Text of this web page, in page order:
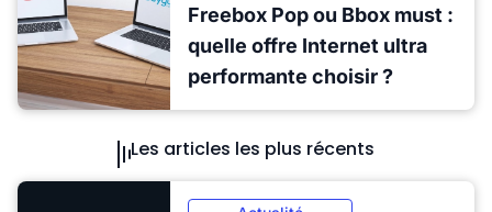
Freebox Pop ou Bbox must :
quelle offre Internet ultra
performante choisir ?
Les articles les plus récents